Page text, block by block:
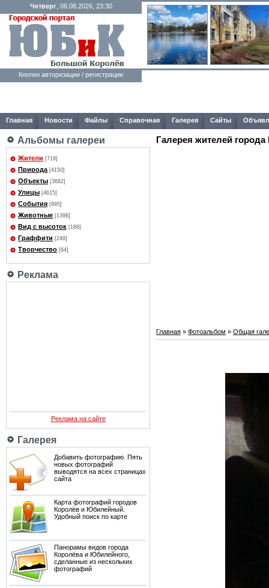
Четверг, 06.08.2026, 23:30
Кнопки авторизации / регистрации
Главная Новости Файлы Справочная Галерея Сайты
Альбомы галереи
Жители [719]
Природа [4150]
Объекты [3682]
Улицы [4615]
События [995]
Животные [1398]
Вид с высоток [166]
Граффити [249]
Творчество [64]
Реклама
Реклама на сайте
Галерея
Добавить фотографию. Пять
новых фотографий
выводятся на всех страницах
сайта
Карта фотографий городов
Королёв и Юбилейный.
Удобный поиск по карте
Панорамы видов города
Королёва и Юбилейного,
сделанные из нескольких
фотографий
Галерея жителей города
Главная » Фотоальбом » Общая